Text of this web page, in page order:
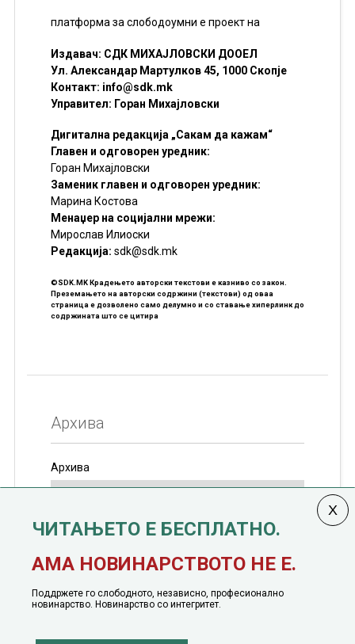
платформа за слободоумни е проект на
Издавач: СДК МИХАЈЛОВСКИ ДООЕЛ
Ул. Александар Мартулков 45, 1000 Скопје
Контакт: info@sdk.mk
Управител: Горан Михајловски
Дигитална редакција „Сакам да кажам“
Главен и одговорен уредник:
Горан Михајловски
Заменик главен и одговорен уредник:
Марина Костова
Менаџер на социјални мрежи:
Мирослав Илиоски
Редакцијa: sdk@sdk.mk
©SDK.MK Крадењето авторски текстови е казниво со закон.
Преземањето на авторски содржини (текстови) од оваа
страница е дозволено само делумно и со ставање хиперлинк до
содржината што се цитира
Архива
Архива
јануари, 1991 година
ЧИТАЊЕТО Е БЕСПЛАТНО.
АМА НОВИНАРСТВОТО НЕ Е.
Поддржете го слободното, независно, професионално
новинарство. Новинарство со интегритет.